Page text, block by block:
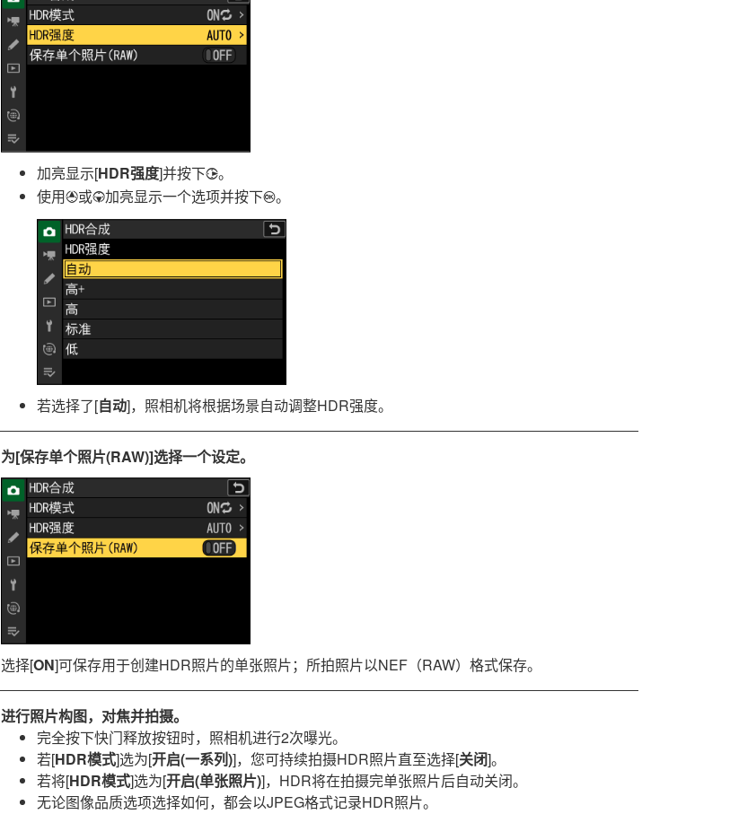
加亮显示[HDR强度]并按下2。
使用1或3加亮显示一个选项并按下J。
若选择了[自动]，照相机将根据场景自动调整HDR强度。
为[保存单个照片(RAW)]选择一个设定。
选择[ON]可保存用于创建HDR照片的单张照片；所拍照片以NEF（RAW）格式保存。
进行照片构图，对焦并拍摄。
完全按下快门释放按钮时，照相机进行2次曝光。
若[HDR模式]选为[开启(一系列)]，您可持续拍摄HDR照片直至选择[关闭]。
若将[HDR模式]选为[开启(单张照片)]，HDR将在拍摄完单张照片后自动关闭。
无论图像品质选项选择如何，都会以JPEG格式记录HDR照片。